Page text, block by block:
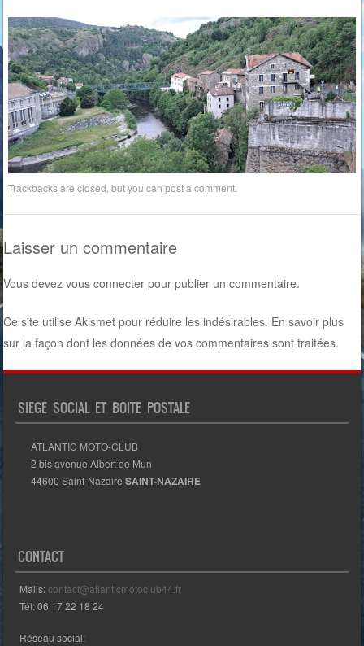
Trackbacks are closed, but you canpost a comment
Laisser un commentaire
Vous devezvous connecter pour publier un commentaire.
Ce site utilise Akismet pour réduire les indésirables. En savoir plus
sur la façon dont les données de vos commentaires sont traitées.
SIEGE SOCIAL ET BOITE POSTALE
ATLANTIC MOTO-CLUB
2 bis avenue Albert de Mun
44600 Saint-Nazaire SAINT-NAZAIRE
CONTACT
Mails:contact@atlanticmotoclub44.fr
Tél: 06 17 22 18 24
Réseau social: